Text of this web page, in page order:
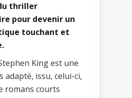
thriller
pour devenir un
touchant et
King est une
adapté, issu, celui-ci,
romans courts